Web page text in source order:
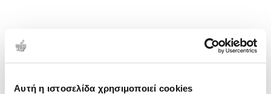
Αυτή η ιστοσελίδα χρησιμοποιεί cookies